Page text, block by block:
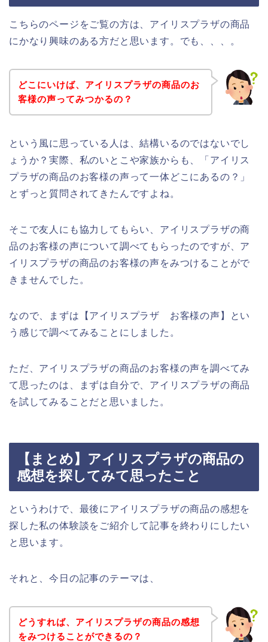
こちらのページをご覧の方は、アイリスプラザの商品
にかなり興味のある方だと思います。でも、、、。
どこにいけば、アイリスプラザの商品のお
客様の声ってみつかるの？
という風に思っている人は、結構いるのではないでし
ょうか？実際、私のいとこや家族からも、「アイリス
プラザの商品のお客様の声って一体どこにあるの？」
とずっと質問されてきたんですよね。
そこで友人にも協力してもらい、アイリスプラザの商
品のお客様の声について調べてもらったのですが、ア
イリスプラザの商品のお客様の声をみつけることがで
きませんでした。
なので、まずは【アイリスプラザ お客様の声】とい
う感じで調べてみることにしました。
ただ、アイリスプラザの商品のお客様の声を調べてみ
て思ったのは、まずは自分で、アイリスプラザの商品
を試してみることだと思いました。
【まとめ】アイリスプラザの商品の
感想を探してみて思ったこと
というわけで、最後にアイリスプラザの商品の感想を
探した私の体験談をご紹介して記事を終わりにしたい
と思います。
それと、今日の記事のテーマは、
どうすれば、アイリスプラザの商品の感想
をみつけることができるの？